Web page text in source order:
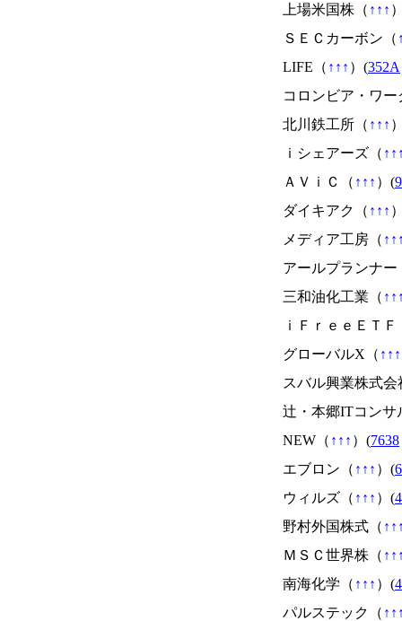
上場米国株（ ↑ ↑ ↑
ＳＥＣカーボン（
LIFE（ ↑ ↑ ↑ ）(352A
コロンビア・ワー
北川鉄工所（ ↑ ↑ ↑
ｉシェアーズ（ ↑ ↑
ＡＶｉＣ（ ↑ ↑ ↑ ）(
ダイキアク（ ↑ ↑ ↑
メディア工房（ ↑ ↑
アールプランナー
三和油化工業（ ↑ ↑
ｉＦｒｅｅＥＴＦ
グローバルX（ ↑ ↑ ↑
スバル興業株式会
辻・本郷ITコンサ
NEW（ ↑ ↑ ↑ ）(7638
エブロン（ ↑ ↑ ↑ ）(
ウィルズ（ ↑ ↑ ↑ ）(
野村外国株式（ ↑ ↑
ＭＳＣ世界株（ ↑ ↑
南海化学（ ↑ ↑ ↑ ）(
パルステック（ ↑ ↑